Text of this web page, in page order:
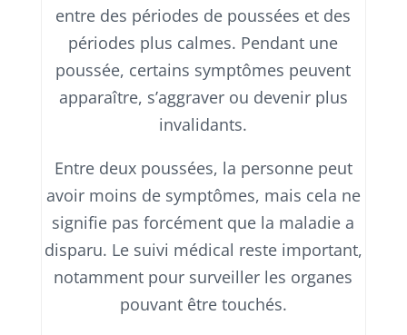
entre des périodes de poussées et des
périodes plus calmes. Pendant une
poussée, certains symptômes peuvent
apparaître, s’aggraver ou devenir plus
invalidants.
Entre deux poussées, la personne peut
avoir moins de symptômes, mais cela ne
signifie pas forcément que la maladie a
disparu. Le suivi médical reste important,
notamment pour surveiller les organes
pouvant être touchés.